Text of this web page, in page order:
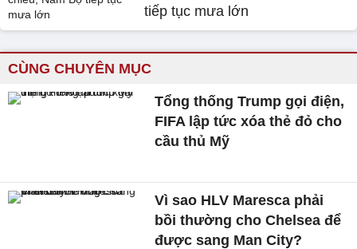
tiếp tục mưa lớn
CÙNG CHUYÊN MỤC
Tổng thống Trump gọi điện,
FIFA lập tức xóa thẻ đỏ cho
cầu thủ Mỹ
Vì sao HLV Maresca phải
bồi thường cho Chelsea để
được sang Man City?